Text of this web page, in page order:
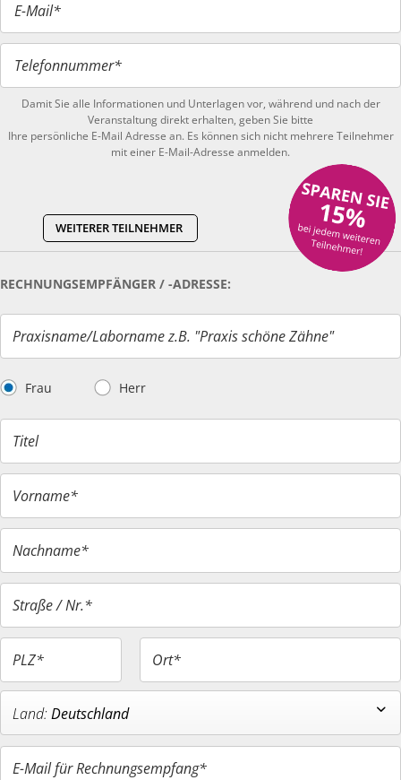
E-Mail*
Telefonnummer*
Damit Sie alle Informationen und Unterlagen vor, während und nach der
Veranstaltung direkt erhalten, geben Sie bitte
Ihre persönliche E-Mail Adresse an. Es können sich nicht mehrere Teilnehmer
mit einer E-Mail-Adresse anmelden.
WEITERER TEILNEHMER
RECHNUNGSEMPFÄNGER / -ADRESSE:
Praxisname/Laborname z.B. "Praxis schöne Zähne"
Frau Herr
Titel
Vorname*
Nachname*
Straße / Nr.*
PLZ* Ort*
Deutschland
E-Mail für Rechnungsempfang*